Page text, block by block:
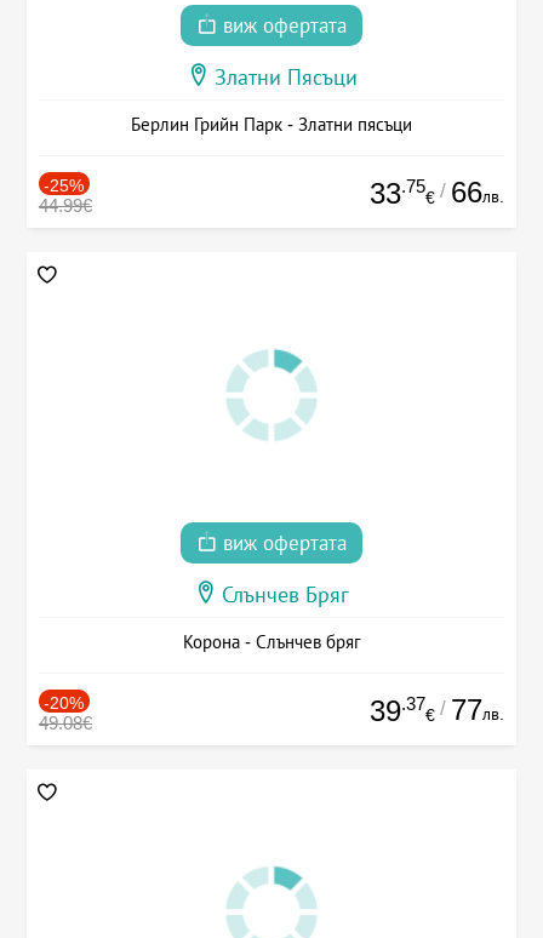
виж офертата
Златни Пясъци
Берлин Грийн Парк - Златни пясъци
-25%
44.99€ 33.75
€ / 66лв.
виж офертата
Слънчев Бряг
Корона - Слънчев бряг
-20%
49.08€ 39.37
€ / 77лв.